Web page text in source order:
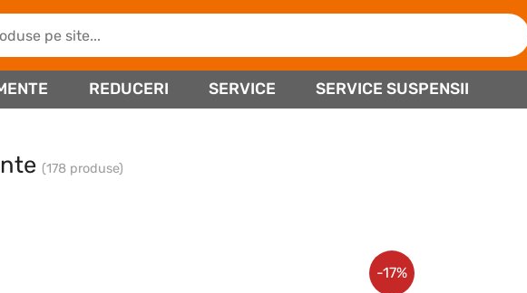
REDUCERI SERVICE SERVICE SUSPENSII
(178 produse)
-17%